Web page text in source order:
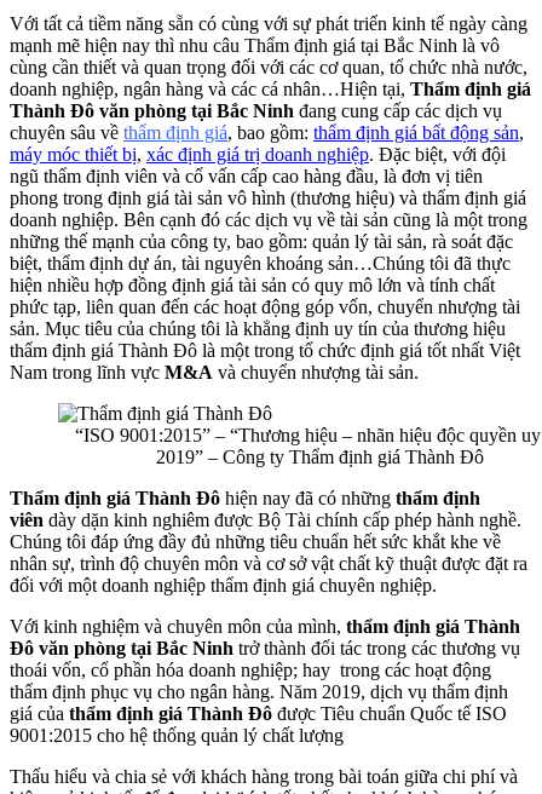
Với tất cả tiềm năng sẵn có cùng với sự phát triển kinh tế ngày càng
mạnh mẽ hiện nay thì nhu câu Thẩm định giá tại Bắc Ninh là vô
cùng cần thiết và quan trọng đối với các cơ quan, tổ chức nhà nước,
doanh nghiệp, ngân hàng và các cá nhân…Hiện tại, Thẩm định giá
Thành Đô văn phòng tại Bắc Ninh đang cung cấp các dịch vụ
chuyên sâu về thẩm định giá, bao gồm: thẩm định giá bất động sản,
máy móc thiết bị, xác định giá trị doanh nghiệp. Đặc biệt, với đội
ngũ thẩm định viên và cố vấn cấp cao hàng đầu, là đơn vị tiên
phong trong định giá tài sản vô hình (thương hiệu) và thẩm định giá
doanh nghiệp. Bên cạnh đó các dịch vụ về tài sản cũng là một trong
những thế mạnh của công ty, bao gồm: quản lý tài sản, rà soát đặc
biệt, thẩm định dự án, tài nguyên khoáng sản…Chúng tôi đã thực
hiện nhiều hợp đồng định giá tài sản có quy mô lớn và tính chất
phức tạp, liên quan đến các hoạt động góp vốn, chuyển nhượng tài
sản. Mục tiêu của chúng tôi là khẳng định uy tín của thương hiệu
thẩm định giá Thành Đô là một trong tổ chức định giá tốt nhất Việt
Nam trong lĩnh vực M&A và chuyển nhượng tài sản.
“ISO 9001:2015” – “Thương hiệu – nhãn hiệu độc quyền
2019” – Công ty Thẩm định giá Thành Đô
Thẩm định giá Thành Đô hiện nay đã có những thẩm định
viên dày dặn kinh nghiêm được Bộ Tài chính cấp phép hành nghề.
Chúng tôi đáp ứng đầy đủ những tiêu chuẩn hết sức khắt khe về
nhân sự, trình độ chuyên môn và cơ sở vật chất kỹ thuật được đặt ra
đối với một doanh nghiệp thẩm định giá chuyên nghiệp.
Với kinh nghiệm và chuyên môn của mình, thẩm định giá Thành
Đô văn phòng tại Bắc Ninh trở thành đối tác trong các thương vụ
thoái vốn, cổ phần hóa doanh nghiệp; hay trong các hoạt động
thẩm định phục vụ cho ngân hàng. Năm 2019, dịch vụ thẩm định
giá của thẩm định giá Thành Đô được Tiêu chuẩn Quốc tế ISO
9001:2015 cho hệ thống quản lý chất lượng
Thấu hiểu và chia sẻ với khách hàng trong bài toán giữa chi phí và